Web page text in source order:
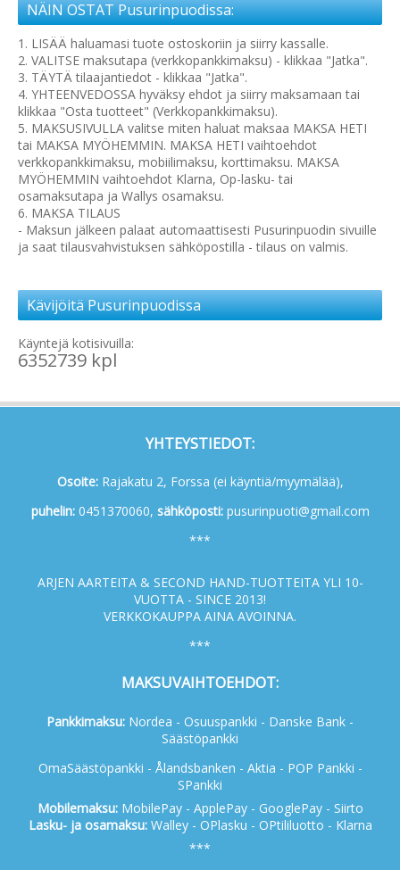
NÄIN OSTAT Pusurinpuodissa:
1. LISÄÄ haluamasi tuote ostoskoriin ja siirry kassalle.
2. VALITSE maksutapa (verkkopankkimaksu) - klikkaa "Jatka".
3. TÄYTÄ tilaajantiedot - klikkaa "Jatka".
4. YHTEENVEDOSSA hyväksy ehdot ja siirry maksamaan tai
klikkaa "Osta tuotteet" (Verkkopankkimaksu).
5. MAKSUSIVULLA valitse miten haluat maksaa MAKSA HETI
tai MAKSA MYÖHEMMIN. MAKSA HETI vaihtoehdot
verkkopankkimaksu, mobiilimaksu, korttimaksu. MAKSA
MYÖHEMMIN vaihtoehdot Klarna, Op-lasku- tai
osamaksutapa ja Wallys osamaksu.
6. MAKSA TILAUS
- Maksun jälkeen palaat automaattisesti Pusurinpuodin sivuille
ja saat tilausvahvistuksen sähköpostilla - tilaus on valmis.
Kävijöitä Pusurinpuodissa
Käyntejä kotisivuilla:
6352739 kpl
YHTEYSTIEDOT:
Osoite:Rajakatu 2, Forssa (ei käyntiä/myymälää),
puhelin:0451370060, sähköposti:pusurinpuoti@gmail.com
***
ARJEN AARTEITA & SECOND HAND-TUOTTEITA YLI 10-
VUOTTA - SINCE 2013!
VERKKOKAUPPA AINA AVOINNA.
***
MAKSUVAIHTOEHDOT:
Pankkimaksu: Nordea - Osuuspankki - Danske Bank -
Säästöpankki
OmaSäästöpankki - Ålandsbanken - Aktia - POP Pankki -
SPankki
Mobilemaksu:MobilePay - ApplePay - GooglePay - Siirto
Lasku- ja osamaksu:Walley - OPlasku - OPtililuotto - Klarna
***